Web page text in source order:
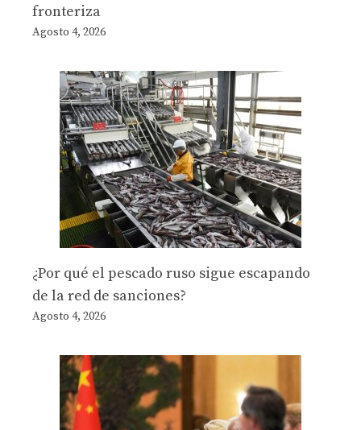
fronteriza
Agosto 4, 2026
¿Por qué el pescado ruso sigue escapando
de la red de sanciones?
Agosto 4, 2026